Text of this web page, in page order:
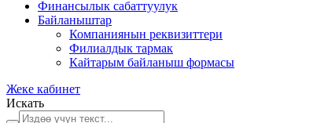
Финансылык сабаттуулук
Байланыштар
Компаниянын реквизиттери
Филиалдык тармак
Кайтарым байланыш формасы
Жеке кабинет
Искать